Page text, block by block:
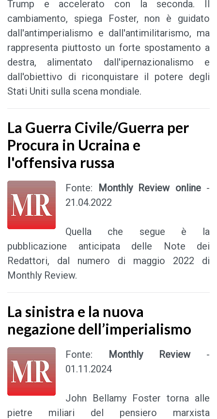
Trump e accelerato con la seconda. Il
cambiamento, spiega Foster, non è guidato
dall'antimperialismo e dall'antimilitarismo, ma
rappresenta piuttosto un forte spostamento a
destra, alimentato dall'ipernazionalismo e
dall'obiettivo di riconquistare il potere degli
Stati Uniti sulla scena mondiale.
La Guerra Civile/Guerra per
Procura in Ucraina e
l'offensiva russa
Fonte: Monthly Review online-
21.04.2022
Quella che segue è la
pubblicazione anticipata delle Note dei
Redattori, dal numero di maggio 2022 di
Monthly Review.
La sinistra e la nuova
negazione dell’imperialismo
Fonte: Monthly Review-
01.11.2024
John Bellamy Foster torna alle
pietre miliari del pensiero marxista